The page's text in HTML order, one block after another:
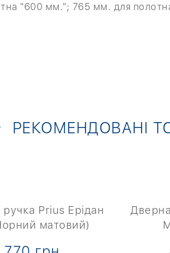
"600 мм."; 765 мм. для
РЕКОМЕНДОВАНІ
Prius Ерідан
матовий)